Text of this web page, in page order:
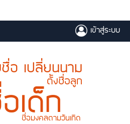
เข้าสู่ระบบ
อ เปลี่ยนนาม
ตั้งชื่อลูก
เด็ก
ชื่อมงคลตามวันเกิด